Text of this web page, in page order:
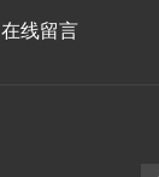
在线留言